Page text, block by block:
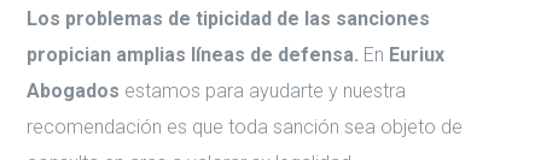
Los problemas de tipicidad de las sanciones
propician amplias líneas de defensa. En Euriux
Abogados estamos para ayudarte y nuestra
recomendación es que toda sanción sea objeto de